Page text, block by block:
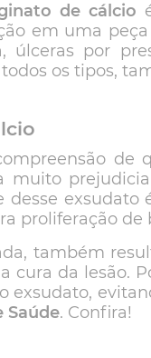
de cálcio
em uma
úlceras por
os tipos,
de
muito
desse exsudato
proliferação de
também
cura da lesão.
exsudato,
Saúde. Confira!